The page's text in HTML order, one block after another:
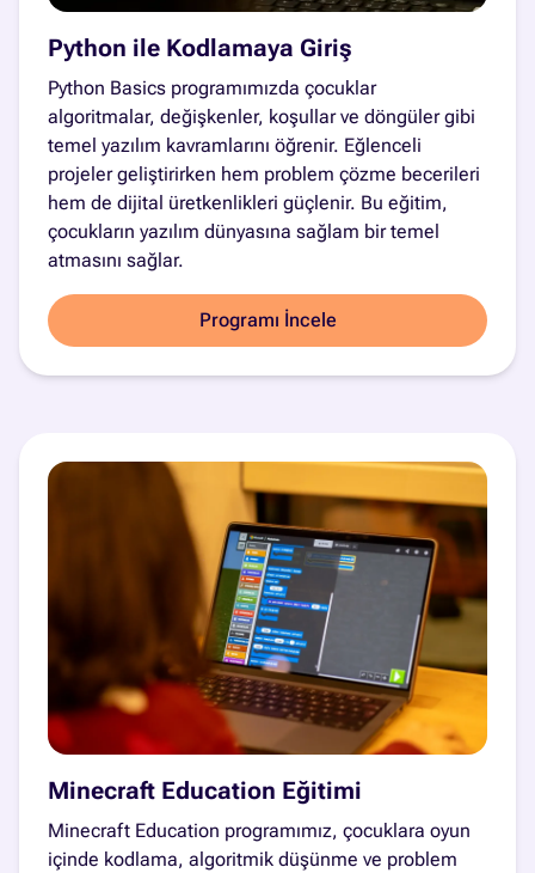
Python ile Kodlamaya Giriş
Python Basics programımızda çocuklar
algoritmalar, değişkenler, koşullar ve döngüler gibi
temel yazılım kavramlarını öğrenir. Eğlenceli
projeler geliştirirken hem problem çözme becerileri
hem de dijital üretkenlikleri güçlenir. Bu eğitim,
çocukların yazılım dünyasına sağlam bir temel
atmasını sağlar.
Programı İncele
Minecraft Education Eğitimi
Minecraft Education programımız, çocuklara oyun
içinde kodlama, algoritmik düşünme ve problem